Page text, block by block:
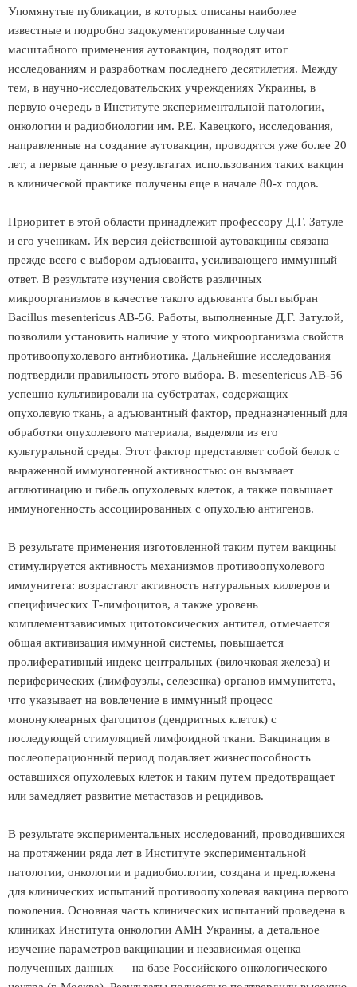
Упомянутые публикации, в которых описаны наиболее
известные и подробно задокументированные случаи
масштабного применения аутовакцин, подводят итог
исследованиям и разработкам последнего десятилетия. Между
тем, в научно-исследовательских учреждениях Украины, в
первую очередь в Институте экспериментальной патологии,
онкологии и радиобиологии им. Р.Е. Кавецкого, исследования,
направленные на создание аутовакцин, проводятся уже более 20
лет, а первые данные о результатах использования таких вакцин
в клинической практике получены еще в начале 80-х годов.
Приоритет в этой области принадлежит профессору Д.Г. Затуле
и его ученикам. Их версия действенной аутовакцины связана
прежде всего с выбором адъюванта, усиливающего иммунный
ответ. В результате изучения свойств различных
микроорганизмов в качестве такого адъюванта был выбран
Bacillus mesentericus AB-56. Работы, выполненные Д.Г. Затулой,
позволили установить наличие у этого микроорганизма свойств
противоопухолевого антибиотика. Дальнейшие исследования
подтвердили правильность этого выбора. В. mesentericus AB-56
успешно культивировали на субстратах, содержащих
опухолевую ткань, а адъювантный фактор, предназначенный для
обработки опухолевого материала, выделяли из его
культуральной среды. Этот фактор представляет собой белок с
выраженной иммуногенной активностью: он вызывает
агглютинацию и гибель опухолевых клеток, а также повышает
иммуногенность ассоциированных с опухолью антигенов.
В результате применения изготовленной таким путем вакцины
стимулируется активность механизмов противоопухолевого
иммунитета: возрастают активность натуральных киллеров и
специфических Т-лимфоцитов, а также уровень
комплементзависимых цитотоксических антител, отмечается
общая активизация иммунной системы, повышается
пролиферативный индекс центральных (вилочковая железа) и
периферических (лимфоузлы, селезенка) органов иммунитета,
что указывает на вовлечение в иммунный процесс
мононуклеарных фагоцитов (дендритных клеток) с
последующей стимуляцией лимфоидной ткани. Вакцинация в
послеоперационный период подавляет жизнеспособность
оставшихся опухолевых клеток и таким путем предотвращает
или замедляет развитие метастазов и рецидивов.
В результате экспериментальных исследований, проводившихся
на протяжении ряда лет в Институте экспериментальной
патологии, онкологии и радиобиологии, создана и предложена
для клинических испытаний противоопухолевая вакцина первого
поколения. Основная часть клинических испытаний проведена в
клиниках Института онкологии АМН Украины, а детальное
изучение параметров вакцинации и независимая оценка
полученных данных — на базе Российского онкологического